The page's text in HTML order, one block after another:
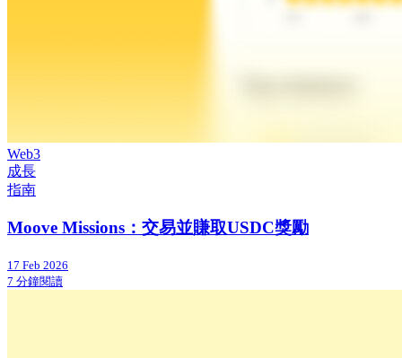
Web3
成長
指南
Moove Missions：交易並賺取USDC獎勵
17 Feb 2026
7 分鐘閱讀